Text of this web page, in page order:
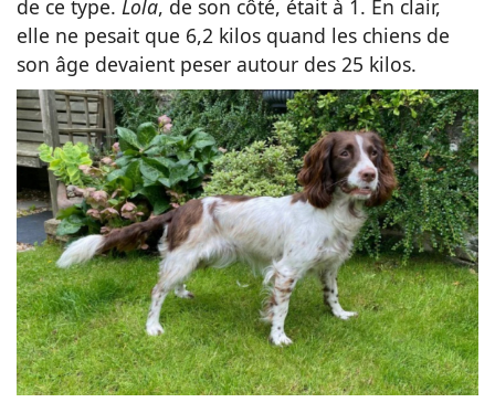
de ce type. Lola, de son côté, était à 1. En clair,
elle ne pesait que 6,2 kilos quand les chiens de
son âge devaient peser autour des 25 kilos.